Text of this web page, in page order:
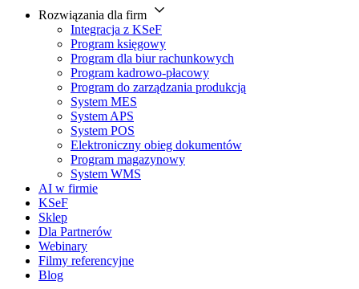
Rozwiązania dla firm
Integracja z KSeF
Program księgowy
Program dla biur rachunkowych
Program kadrowo-płacowy
Program do zarządzania produkcją
System MES
System APS
System POS
Elektroniczny obieg dokumentów
Program magazynowy
System WMS
AI w firmie
KSeF
Sklep
Dla Partnerów
Webinary
Filmy referencyjne
Blog